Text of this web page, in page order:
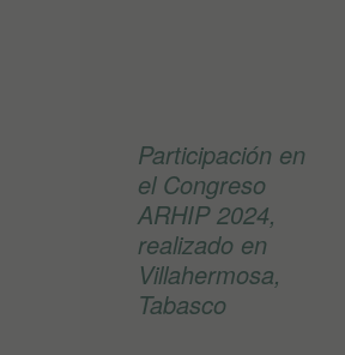
Participación en
el Congreso
ARHIP 2024,
realizado en
Villahermosa,
Tabasco